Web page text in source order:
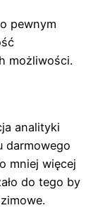
pewnym
możliwości.
analityki
darmowego
mniej więcej
do tego by